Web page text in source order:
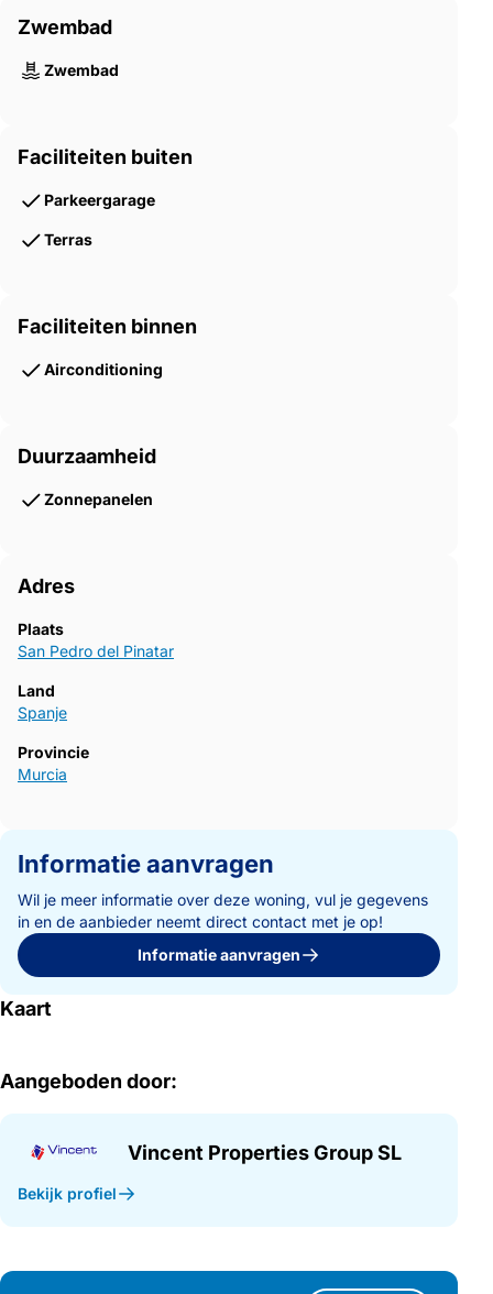
Zwembad
Zwembad
Faciliteiten buiten
Parkeergarage
Terras
Faciliteiten binnen
Airconditioning
Duurzaamheid
Zonnepanelen
Adres
Plaats
San Pedro del Pinatar
Land
Spanje
Provincie
Murcia
Informatie aanvragen
Wil je meer informatie over deze woning, vul je gegevens
in en de aanbieder neemt direct contact met je op!
Informatie aanvragen
Kaart
Aangeboden door:
Vincent Properties Group SL
Bekijk profiel